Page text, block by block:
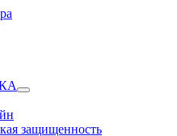
защищенность